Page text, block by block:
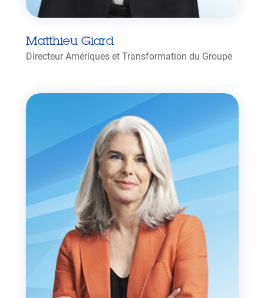
Matthieu Giard
Directeur Amériques et Transformation du Groupe